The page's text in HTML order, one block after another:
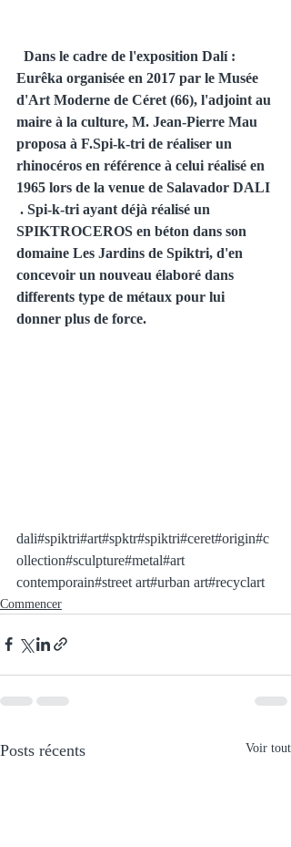
Dans le cadre de l'exposition Dalí :
Eurêka organisée en 2017 par le Musée
d'Art Moderne de Céret (66), l'adjoint au
maire à la culture, M. Jean-Pierre Mau
proposa à F.Spi-k-tri de réaliser un
rhinocéros en référence à celui réalisé en
1965 lors de la venue de Salavador DALI
. Spi-k-tri ayant déjà réalisé un
SPIKTROCEROS en béton dans son
domaine Les Jardins de Spiktri, d'en
concevoir un nouveau élaboré dans
differents type de métaux pour lui
donner plus de force.
dali#spiktri#art#spktr#spiktri#ceret#origin#c
ollection#sculpture#metal#art
contemporain#street art#urban art#recyclart
Commencer
Posts récents Voir tout